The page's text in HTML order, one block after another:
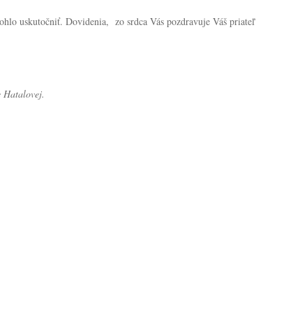
uskutočniť. Dovidenia, zo srdca Vás pozdravuje Váš priateľ